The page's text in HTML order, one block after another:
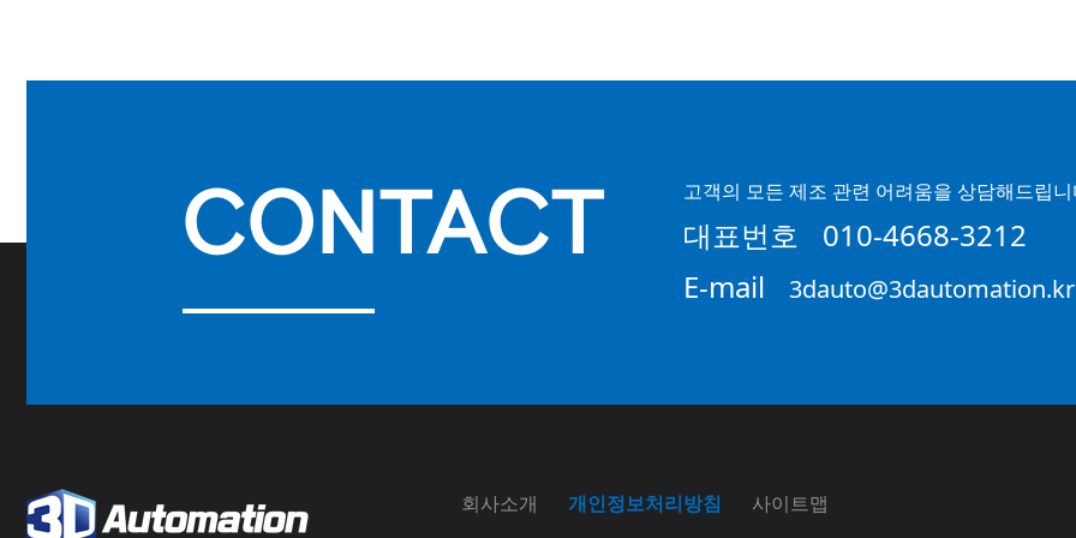
CONTACT 고객의 모든 제조 관련 어려움을 상담해드립
대표번호
010-4668-3212
E-mail
3dauto@3dautomation.kr
회사소개 개인정보처리방침 사이트맵